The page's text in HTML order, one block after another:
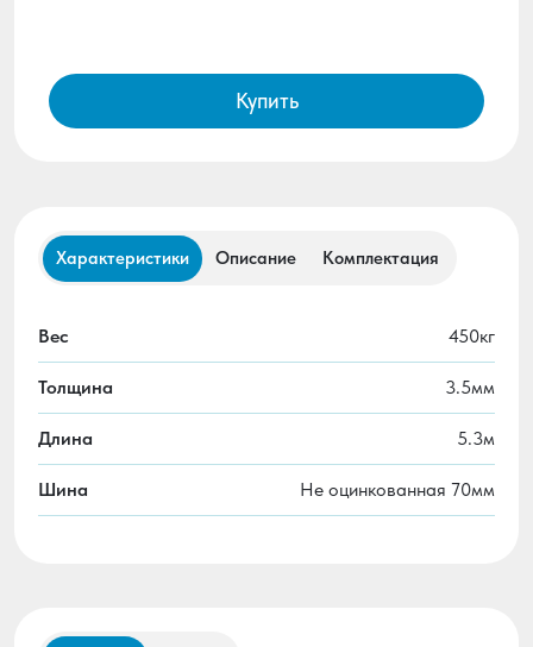
Купить
Характеристики Описание Комплектация
Вес 450кг
Толщина 3.5мм
Длина 5.3м
Шина Не оцинкованная 70мм